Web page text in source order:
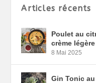
Articles récents
Poulet au
crème légère
8 Mai 2025
Gin Tonic